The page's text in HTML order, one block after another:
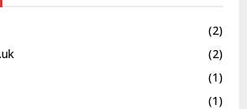
(2)
(2)
(1)
(1)